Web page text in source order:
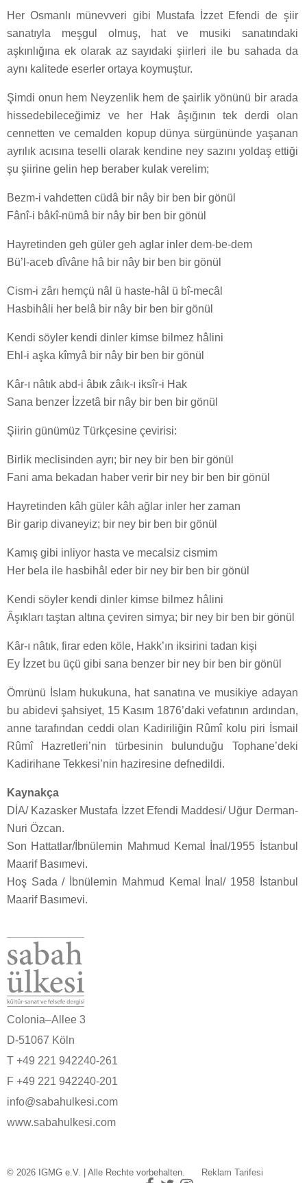
Her Osmanlı münevveri gibi Mustafa İzzet Efendi de şiir
sanatıyla meşgul olmuş, hat ve musiki sanatındaki
aşkınlığına ek olarak az sayıdaki şiirleri ile bu sahada da
aynı kalitede eserler ortaya koymuştur.
Şimdi onun hem Neyzenlik hem de şairlik yönünü bir arada
hissedebileceğimiz ve her Hak âşığının tek derdi olan
cennetten ve cemalden kopup dünya sürgününde yaşanan
ayrılık acısına teselli olarak kendine ney sazını yoldaş ettiği
şu şiirine gelin hep beraber kulak verelim;
Bezm-i vahdetten cüdâ bir nây bir ben bir gönül
Fânî-i bâkî-nümâ bir nây bir ben bir gönül
Hayretinden geh güler geh aglar inler dem-be-dem
Bü’l-aceb dîvâne hâ bir nây bir ben bir gönül
Cism-i zârı hemçü nâl ü haste-hâl ü bî-mecâl
Hasbihâli her belâ bir nây bir ben bir gönül
Kendi söyler kendi dinler kimse bilmez hâlini
Ehl-i aşka kîmyâ bir nây bir ben bir gönül
Kâr-ı nâtık abd-i âbık zâık-ı iksîr-i Hak
Sana benzer İzzetâ bir nây bir ben bir gönül
Şiirin günümüz Türkçesine çevirisi:
Birlik meclisinden ayrı; bir ney bir ben bir gönül
Fani ama bekadan haber verir bir ney bir ben bir gönül
Hayretinden kâh güler kâh ağlar inler her zaman
Bir garip divaneyiz; bir ney bir ben bir gönül
Kamış gibi inliyor hasta ve mecalsiz cismim
Her bela ile hasbihâl eder bir ney bir ben bir gönül
Kendi söyler kendi dinler kimse bilmez hâlini
Âşıkları taştan altına çeviren simya; bir ney bir ben bir gönül
Kâr-ı nâtık, firar eden köle, Hakk’ın iksirini tadan kişi
Ey İzzet bu üçü gibi sana benzer bir ney bir ben bir gönül
Ömrünü İslam hukukuna, hat sanatına ve musikiye adayan
bu abidevi şahsiyet, 15 Kasım 1876’daki vefatının ardından,
anne tarafından ceddi olan Kadiriliğin Rûmî kolu piri İsmail
Rûmî Hazretleri’nin türbesinin bulunduğu Tophane’deki
Kadirihane Tekkesi’nin haziresine defnedildi.
Kaynakça
DİA/ Kazasker Mustafa İzzet Efendi Maddesi/ Uğur Derman-
Nuri Özcan.
Son Hattatlar/İbnülemin Mahmud Kemal İnal/1955 İstanbul
Maarif Basımevi.
Hoş Sada / İbnülemin Mahmud Kemal İnal/ 1958 İstanbul
Maarif Basımevi.
Colonia–Allee 3
D-51067 Köln
T +49 221 942240-261
F +49 221 942240-201
info@sabahulkesi.com
www.sabahulkesi.com
© 2026 IGMG e.V. | Alle Rechte vorbehalten.
Reklam Tarifesi